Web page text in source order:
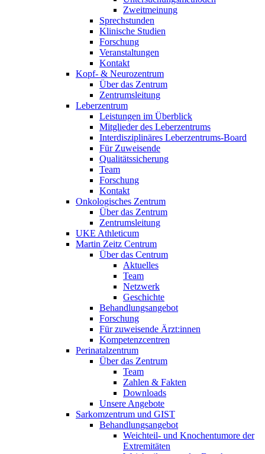
Zweitmeinung
Sprechstunden
Klinische Studien
Forschung
Veranstaltungen
Kontakt
Kopf- & Neurozentrum
Über das Zentrum
Zentrumsleitung
Leberzentrum
Leistungen im Überblick
Mitglieder des Leberzentrums
Interdisziplinäres Leberzentrums-Board
Für Zuweisende
Qualitätssicherung
Team
Forschung
Kontakt
Onkologisches Zentrum
Über das Zentrum
Zentrumsleitung
UKE Athleticum
Martin Zeitz Centrum
Über das Centrum
Aktuelles
Team
Netzwerk
Geschichte
Behandlungsangebot
Forschung
Für zuweisende Ärzt:innen
Kompetenzcentren
Perinatalzentrum
Über das Zentrum
Team
Zahlen & Fakten
Downloads
Unsere Angebote
Sarkomzentrum und GIST
Behandlungsangebot
Weichteil- und Knochentumore der
Extremitäten